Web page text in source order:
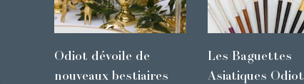
Odiot dévoile de
nouveaux bestiaires
Les Baguettes
Asiatiques Odiot